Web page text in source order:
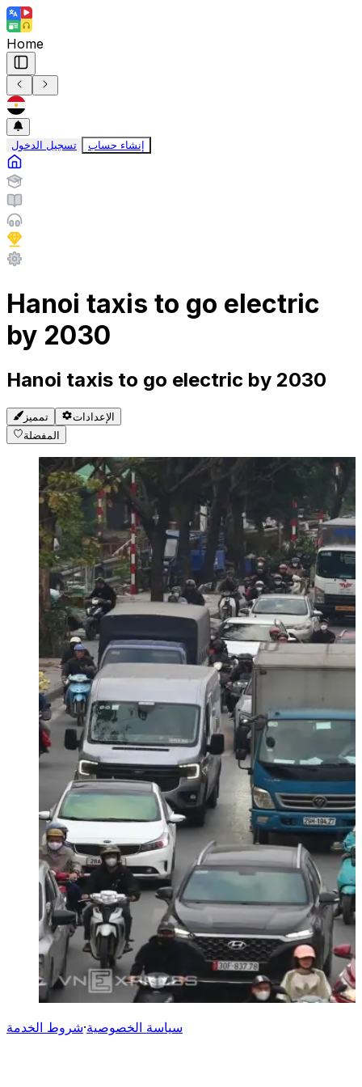
Home
تسجيل الدخول إنشاء حساب
Hanoi taxis to go electric
by 2030
Hanoi taxis to go electric by 2030
تمميز
الإعدادات
المفضلة
سياسة الخصوصية·شروط الخدمة